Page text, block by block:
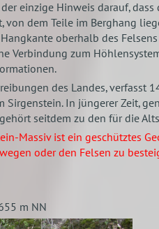
einzige Hinweis darauf,
von dem Teile im Berghang
oberhalb des
Verbindung zum
des Landes, verfasst
Sirgenstein. In jüngerer Zeit,
seitdem zu den für die
Massiv ist ein geschütztes
oder den Felsen zu
m NN